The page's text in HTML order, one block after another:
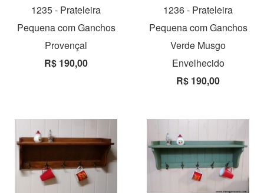
1235 - Prateleira
Pequena com Ganchos
Provençal
R$ 190,00
1236 - Prateleira
Pequena com Ganchos
Verde Musgo
Envelhecido
R$ 190,00